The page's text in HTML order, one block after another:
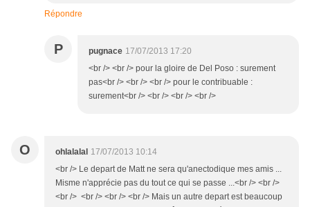
Répondre
P pugnace 17/07/2013 17:20
<br /> <br /> pour la gloire de Del Poso : surement
pas<br /> <br /> <br /> pour le contribuable :
surement<br /> <br /> <br /> <br />
O ohlalalal 17/07/2013 10:14
<br /> Le depart de Matt ne sera qu'anectodique mes amis ...
Misme n'apprécie pas du tout ce qui se passe ...<br /> <br />
<br /> <br /> <br /> <br /> Mais un autre depart est beaucoup